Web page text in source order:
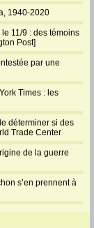
1940-2020
11/9 : des témoins
Post]
par une
Times : les
déterminer si des
Trade Center
de la guerre
s’en prennent à